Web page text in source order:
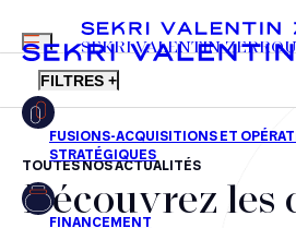
FR EN
MENU
SEKRI VALENTIN
FILTRES +
Fusions-acquisitions et opérations
TOUTES NOS ACTUALITÉS
Découvrez les